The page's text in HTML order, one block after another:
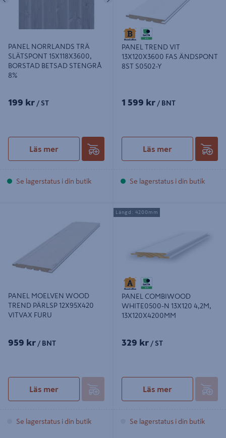
PANEL NORRLANDS TRÄ
SLÄTSPONT 15X118X3600,
BORSTAD BETSAD STENGRÅ
8%
199 kr / ST
Läs mer
Se lagerstatus i din butik
PANEL TREND VIT
13X120X3600 FAS ÄNDSPONT
8ST S0502-Y
1 599 kr / BNT
Läs mer
Se lagerstatus i din butik
PANEL MOELVEN WOOD
TREND PÄRLSP 12X95X420
VITVAX FURU
959 kr / BNT
Läs mer
Se lagerstatus i din butik
PANEL COMBIWOOD
WHITE0500-N 13X120 4,2M,
PANEL COMBIWOOD
WHITE0500-N 13X120 4,2M,
13X120X4200MM
329 kr / ST
Läs mer
Längd: 4200mm
Se lagerstatus i din butik